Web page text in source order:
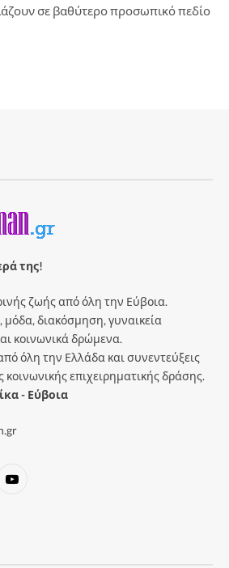
σε βαθύτερο προσωπικό πεδίο
της!
ζωής από όλη την Εύβοια.
μόδα, διακόσμηση, γυναικεία
κοινωνικά δρώμενα.
όλη την Ελλάδα και συνεντεύξεις
επιχειρηματικής δράσης.
- Εύβοια
YouTube